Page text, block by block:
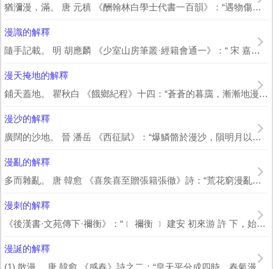
猶瀰漫，滿。 唐 元稹 《酬翰林白學士代書一百韻》：“遇物傷凋換，登樓思漫瀰。...
漫識的解釋
隨手記載。 明 胡應麟 《少室山房筆叢·經籍會通一》：“ 宋 嘉定 中，續...
漫天掩地的解釋
鋪天蓋地。 瞿秋白 《餓鄉紀程》十四：“蒼蒼的暮靄，漸漸地漫天掩地的下罩，東方故...
漫沙的解釋
廣闊的沙地。 晉 潘岳 《西征賦》：“爆鱗骼於漫沙，隕明月以雙墜。”
漫亂的解釋
多而雜亂。 唐 韓愈 《喜矦喜至贈張籍張徹》詩：“荒花窮漫亂，幽獸工騰閃。”
漫刺的解釋
《後漢書·文苑傳下·禰衡》：“﹝ 禰衡 ﹞ 建安 初來游 許 下，始達 潁川...
漫誕的解釋